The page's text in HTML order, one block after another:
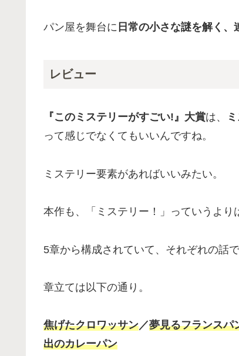
パン屋を舞台に 日常の小さな謎を解く、
レビュー
『このミステリーがすごい!』大賞は、
って感じでなくてもいいんですね。
ミステリー要素があればいいみたい。
本作も、「ミステリー！」っていうより
5章から構成されていて、それぞれの話
章立ては以下の通り。
焦げたクロワッサン／夢見るフランスパ
出のカレーパン